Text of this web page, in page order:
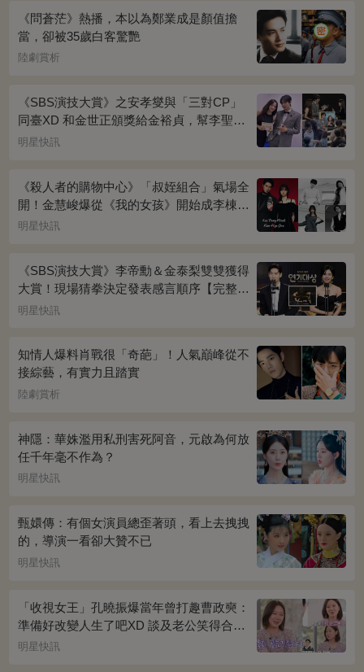
《問蒼茫》熱播，本以為鄭業成是顏值擔
當，卻被35歲白客驚艷
陸劇賞析
《SBS演技大賞》之安孝燮與「三對CP」
同臺XD 和金世正頒獎給金裕貞，幫李聖經
披外套超甜~
明星快訊
《殺人者的購物中心》「叔姪組合」氣場全
開！金慧峻爆從《我的女孩》開始成李棟旭
迷妹~
明星快訊
《SBS演技大賞》李帝勳＆金泰梨雙雙獲得
大賞！現場猜拳決定發表感言順序【完整得
獎名單】
明星快訊
知情人爆料肖戰很「奇葩」！人氣巔峰從不
接綜藝，有實力且踏實
陸劇賞析
神隱：華姝濫用私刑害死阿音，元啟為何放
任千年毫不作為？
明星快訊
甄嬛傳：有個女演員總歪著頭，看上去拽拽
的，導演一看卻大贊不已
明星快訊
「收視女王」孔曉振爆當年曾打趣曹政奭：
準備好改變人生了吧XD 談及老公笑得合不
攏嘴~
明星快訊